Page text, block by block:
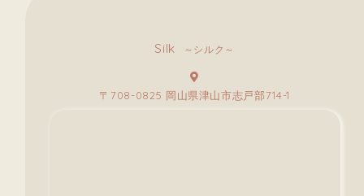
Silk ～シルク～
〒708-0825 岡山県津山市志戸部714-1